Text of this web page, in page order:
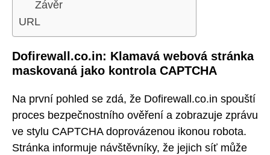
Závěr
URL
Dofirewall.co.in: Klamavá webová stránka
maskovaná jako kontrola CAPTCHA
Na první pohled se zdá, že Dofirewall.co.in spouští
proces bezpečnostního ověření a zobrazuje zprávu
ve stylu CAPTCHA doprovázenou ikonou robota.
Stránka informuje návštěvníky, že jejich síť může